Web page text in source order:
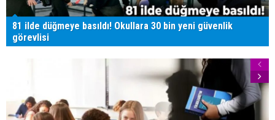
81 ilde düğmeye basıldı! Okullara 30 bin yeni güvenlik
görevlisi